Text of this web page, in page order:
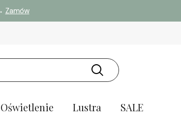
Zamów
Oświetlenie Lustra SALE